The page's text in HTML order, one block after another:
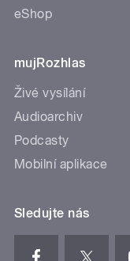
eShop
mujRozhlas
Živé vysílání
Audioarchiv
Podcasty
Mobilní aplikace
Sledujte nás